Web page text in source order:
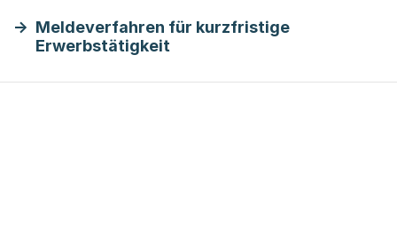
Meldeverfahren für kurzfristige
Erwerbstätigkeit